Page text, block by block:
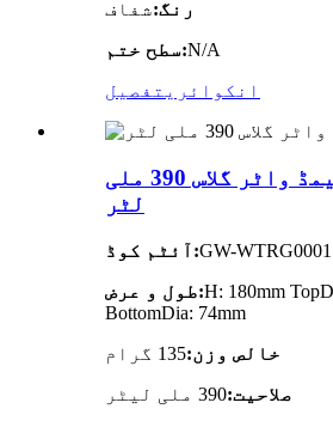
رنگ:شفاف
سطح ختم:N/A
انکوائری تفصیل
ریبڈ اسٹیمڈ واٹر گلاس 390 ملی
لٹر
آئٹم کوڈ:GW-WTRG0001
طول و عرض:H: 180mm
BottomDia: 74mm
خالص وزن:135 گرام
صلاحیت:390 ملی لیٹر